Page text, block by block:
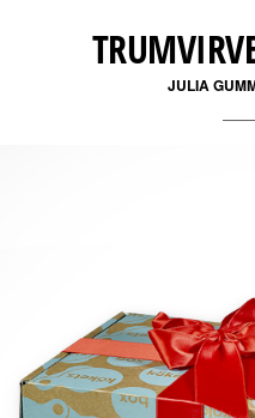
JULIA